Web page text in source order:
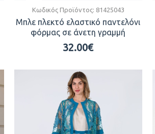
Κωδικός Προϊόντος: 81425043
Μπλε πλεκτό ελαστικό παντελόνι
φόρμας σε άνετη γραμμή
32.00€